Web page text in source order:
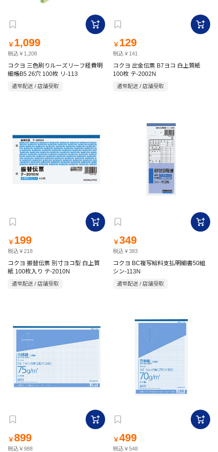
￥ 1,099
税込￥1,208
コクヨ 三色刷りルーズリーフ経費明
細帳B5 26穴 100枚 リ-113
通常配送 / 店舗受取
￥ 129
税込￥141
コクヨ 出金伝票 B7ヨコ 白上質紙
100枚 テ-2002N
通常配送 / 店舗受取
￥ 199
税込￥218
コクヨ 振替伝票 別寸ヨコ型 白上質
紙 100枚入り テ-2010N
通常配送 / 店舗受取
￥349
税込￥383
コクヨ BC複写給料支払明細書50組
シン-113N
通常配送 / 店舗受取
￥899
税込￥988
￥499
税込￥548